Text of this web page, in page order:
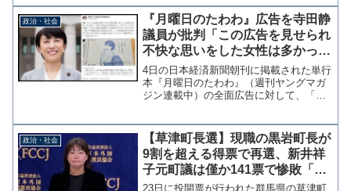
に名前と顔写真を掲載されたことに異議
を唱える事態となって...
政治・社会
『月曜日のたわわ』広告を寺田静
議員が批判「この広告を見せられ
不快な思いをした女性は多かった
はず。ダメだと気づかない社会に
生きていることが恥ずかしい」
4日の日本経済新聞朝刊に掲載された単行
本『月曜日のたわわ』（週刊ヤングマガ
ジン連載中）の全面広告に対して、「女
る。 無所属の寺田静参院議員は9日、こ
の問題を取り上げたハフ...
政治・社会
【草津町長選】現職の黒岩町長が
9割を超える得票で再選、新井祥
子元町議は僅か141票で惨敗「セ
カンドレイプの町」が完全に否定
23日に投開票が行われた群馬県の草津町